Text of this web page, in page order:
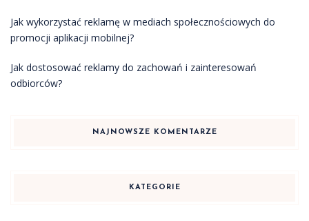
Jak wykorzystać reklamę w mediach społecznościowych do
promocji aplikacji mobilnej?
Jak dostosować reklamy do zachowań i zainteresowań
odbiorców?
NAJNOWSZE KOMENTARZE
KATEGORIE